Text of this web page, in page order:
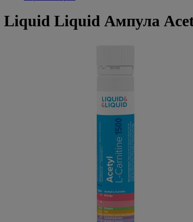
Liquid Liquid Ампула